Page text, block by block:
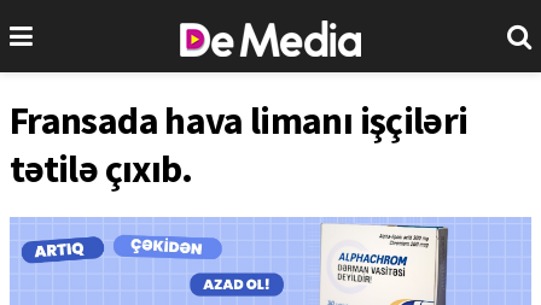
Fransada hava limanı işçiləri
tətilə çıxıb.